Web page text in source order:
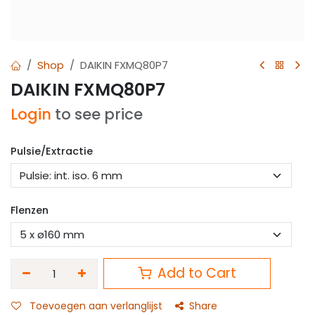
Shop DAIKIN FXMQ80P7
DAIKIN FXMQ80P7
Login to see price
Pulsie/Extractie
Flenzen
Add to Cart
Toevoegen aan verlanglijst Share